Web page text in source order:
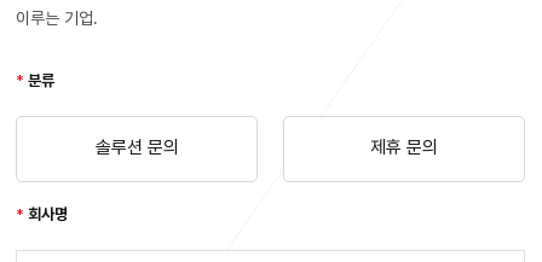
이루는 기업.
* 분류
솔루션 문의 제휴 문의
* 회사명